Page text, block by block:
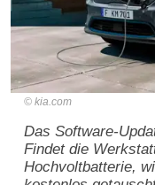
kia.com
Das Software-
Findet die
Hochvoltbatterie,